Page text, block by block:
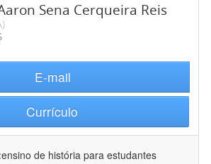
Sena Cerqueira Reis
E-mail
Currículo
ensino de história para estudantes